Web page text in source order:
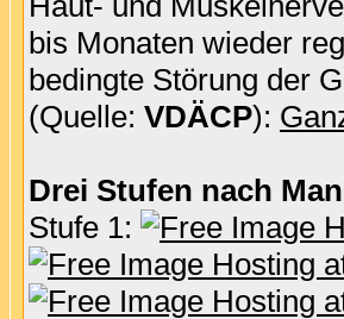
bis Monaten wieder
bedingte Störung der
(Quelle: VDÄCP):
Drei Stufen nach
Stufe 1: